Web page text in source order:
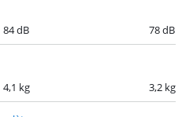
84 dB 78 dB
4,1 kg 3,2 kg